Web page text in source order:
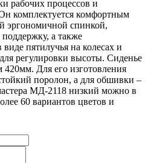
рабочих процессов и
комплектуется комфортным
эргономичной спинкой,
а также
пятилучья на колесах и
регулировки высоты. Сиденье
Для его изготовления
поролон, а для обшивки –
МД-2118 низкий можно в
60 вариантов цветов и